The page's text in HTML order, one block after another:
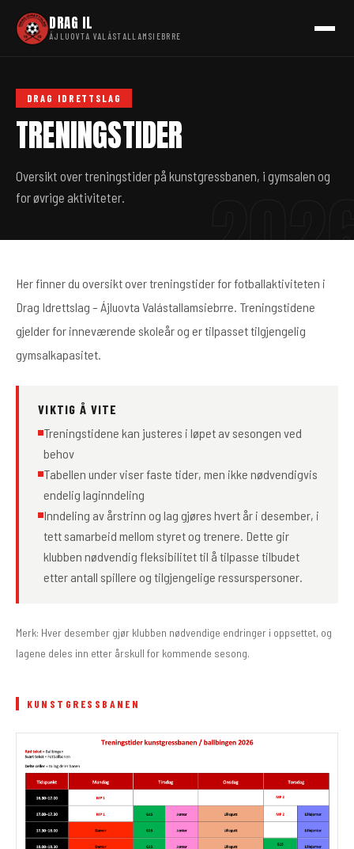
DRAG IL
ÁJLUOVTA VALÁSTALLAMSIEBRRE
DRAG IDRETTSLAG
TRENINGSTIDER
Oversikt over treningstider på kunstgressbanen, i gymsalen og
for øvrige aktiviteter.
Her finner du oversikt over treningstider for fotballaktiviteten i
Drag Idrettslag – Ájluovta Valástallamsiebrre. Treningstidene
gjelder for inneværende skoleår og er tilpasset tilgjengelig
gymsalkapasitet.
VIKTIG Å VITE
Treningstidene kan justeres i løpet av sesongen ved
behov
Tabellen under viser faste tider, men ikke nødvendigvis
endelig laginndeling
Inndeling av årstrinn og lag gjøres hvert år i desember, i
tett samarbeid mellom styret og trenere. Dette gir
klubben nødvendig fleksibilitet til å tilpasse tilbudet
etter antall spillere og tilgjengelige ressurspersoner.
Merk: Hver desember gjør klubben nødvendige endringer i oppsettet, og
lagene deles inn etter årskull for kommende sesong.
KUNSTGRESSBANEN